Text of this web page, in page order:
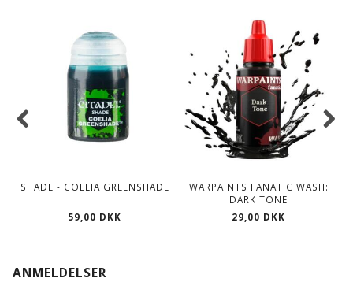
SHADE - COELIA GREENSHADE
59,00 DKK
WARPAINTS FANATIC WASH:
DARK TONE
29,00 DKK
ANMELDELSER